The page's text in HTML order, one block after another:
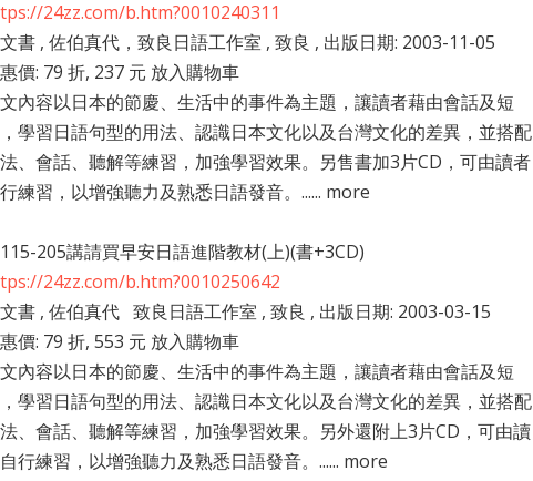
24zz.com/b.htm?0010240311
書 , 佐伯真代，致良日語工作室 , 致良 , 出版日期: 2003-11-05
價: 79 折, 237 元 放入購物車
內容以日本的節慶、生活中的事件為主題，讓讀者藉由會話及短
學習日語句型的用法、認識日本文化以及台灣文化的差異，並搭配
、會話、聽解等練習，加強學習效果。另售書加3片CD，可由讀者
練習，以增強聽力及熟悉日語發音。...... more
205講請買早安日語進階教材(上)(書+3CD)
24zz.com/b.htm?0010250642
書 , 佐伯真代 致良日語工作室 , 致良 , 出版日期: 2003-03-15
價: 79 折, 553 元 放入購物車
內容以日本的節慶、生活中的事件為主題，讓讀者藉由會話及短
學習日語句型的用法、認識日本文化以及台灣文化的差異，並搭配
、會話、聽解等練習，加強學習效果。另外還附上3片CD，可由讀
行練習，以增強聽力及熟悉日語發音。...... more